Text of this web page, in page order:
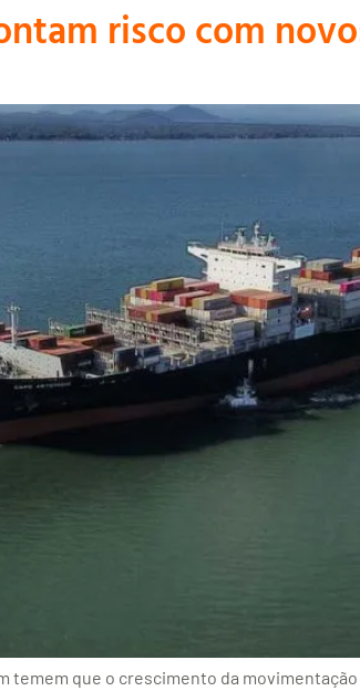
risco com
temem que o crescimento da